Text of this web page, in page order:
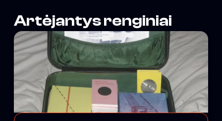
Artėjantys renginiai